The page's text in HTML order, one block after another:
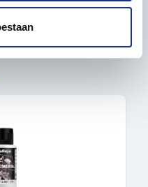
en analyse. Deze
combineren met andere
van hun services.